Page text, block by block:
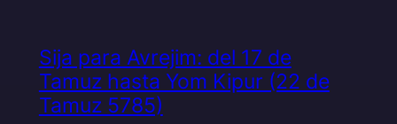
Sija para Avrejim: del 17 de
Tamuz hasta Yom Kipur (22 de
Tamuz 5785)